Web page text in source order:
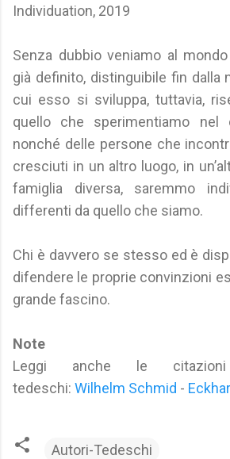
Individuation, 2019
Senza dubbio veniamo al
già definito, distinguibile fin dalla
cui esso si sviluppa, tuttavia,
quello che sperimentiamo nel
nonché delle persone che
cresciuti in un altro luogo, in
famiglia diversa, saremmo
differenti da quello che siamo.
Chi è davvero se stesso ed è
difendere le proprie convinzioni
grande fascino.
Note
Leggi anche le
tedeschi: Wilhelm Schmid -
Autori-Tedeschi